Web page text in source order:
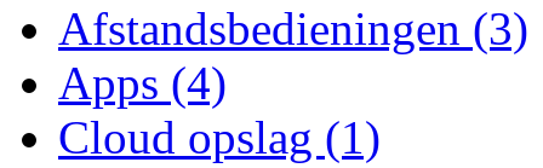
Afstandsbedieningen (3)
Apps (4)
Cloud opslag (1)